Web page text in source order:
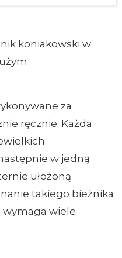
koniakowski w
za
ręcznie. Każda
w jedną
ułożoną
takiego bieżnika
wymaga wiele